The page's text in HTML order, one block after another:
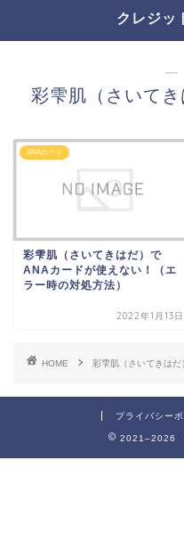
クレジッ
―
彩雫肌（さいて
ANAカード
彩雫肌（さいてきはだ）で
ANAカードが使えない！（エ
ラー時の対処方法）
2022年1月13日
HOME 彩雫肌（さいてきは
プライバシー
2021–2026